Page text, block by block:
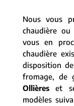
Nous vous
chaudière ou
vous en
chaudière
disposition
fromage,
Ollièreset
modèles